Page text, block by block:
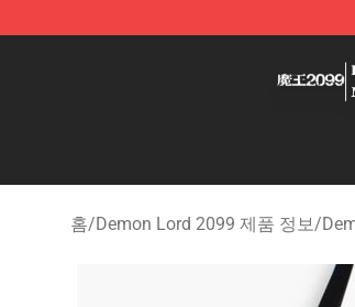
홈/Demon Lord 2099 제품 정보/